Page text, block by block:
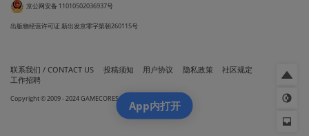
京公网安备 11010502036937号
出版物经营许可证 新出发京零字第朝260115号
联系我们 / CONTACT US 投稿须知 用户协议 隐私政策
社区规定
工作招聘
Copyright © 2009 - 2024 GAMECORES. All Rights Reserved
App内打开